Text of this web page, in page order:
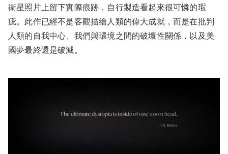
衛星照片上留下實際痕跡，自行製造看起來很可憐的瑕
疵。此作已經不是客觀描繪人類的偉大成就，而是在批判
人類的自我中心、我們與環境之間的破壞性關係，以及美
國夢最終還是破滅。